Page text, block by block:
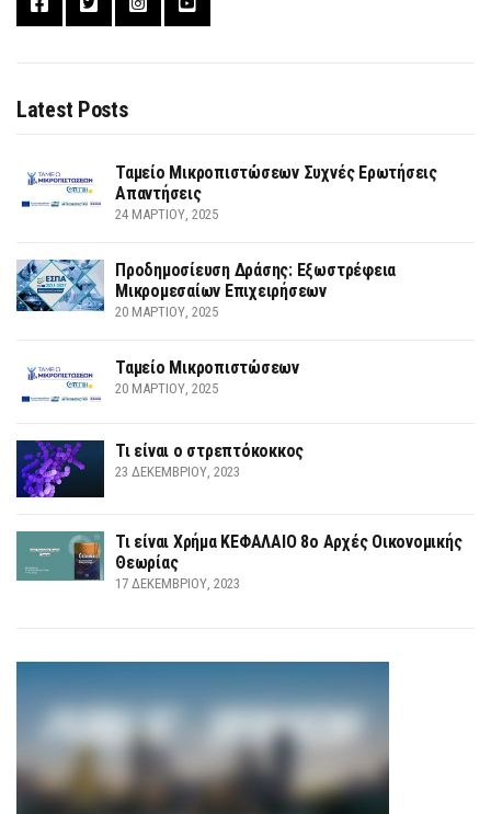
Latest Posts
Ταμείο Μικροπιστώσεων Συχνές Ερωτήσεις
Απαντήσεις
24 ΜΑΡΤΊΟΥ, 2025
Προδημοσίευση Δράσης: Εξωστρέφεια
Μικρομεσαίων Επιχειρήσεων
20 ΜΑΡΤΊΟΥ, 2025
Ταμείο Μικροπιστώσεων
20 ΜΑΡΤΊΟΥ, 2025
Τι είναι ο στρεπτόκοκκος
23 ΔΕΚΕΜΒΡΊΟΥ, 2023
Τι είναι Χρήμα ΚΕΦΑΛΑΙΟ 8ο Αρχές Οικονομικής
Θεωρίας
17 ΔΕΚΕΜΒΡΊΟΥ, 2023